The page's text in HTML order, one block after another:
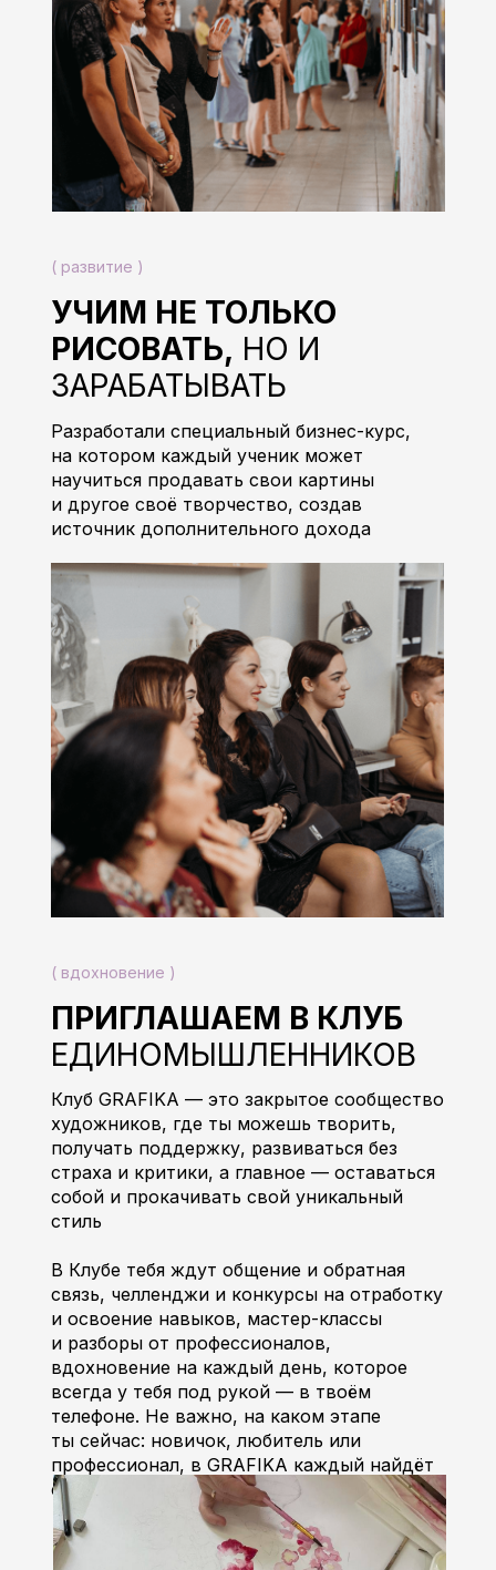
Разработали специальный бизнес-курс,
на котором каждый ученик может
научиться продавать свои картины
и другое своё творчество, создав
источник дополнительного дохода
( развитие )
УЧИМ НЕ ТОЛЬКО
РИСОВАТЬ, НО И
ЗАРАБАТЫВАТЬ
ПРИГЛАШАЕМ
В КЛУБЕДИНО-
МЫШЛЕННИКОВ
ПРИГЛАШАЕМ В КЛУБ
ЕДИНОМЫШЛЕННИКОВ
Клуб GRAFIKA — это закрытое сообщество
художников, где ты можешь творить,
получать поддержку, развиваться без
страха и критики, а главное — оставаться
собой и прокачивать свой уникальный
стиль
В Клубе тебя ждут общение и обратная
связь, челленджи и конкурсы на отработку
и освоение навыков, мастер-классы
и разборы от профессионалов,
вдохновение на каждый день, которое
всегда у тебя под рукой — в твоём
телефоне. Не важно, на каком этапе
ты сейчас: новичок, любитель или
профессионал, в GRAFIKA каждый найдёт
своё место для творчества!
( вдохновение )